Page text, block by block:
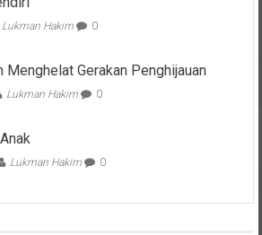
Lukman Hakim
Lukman Hakim 0
Lukman Hakim